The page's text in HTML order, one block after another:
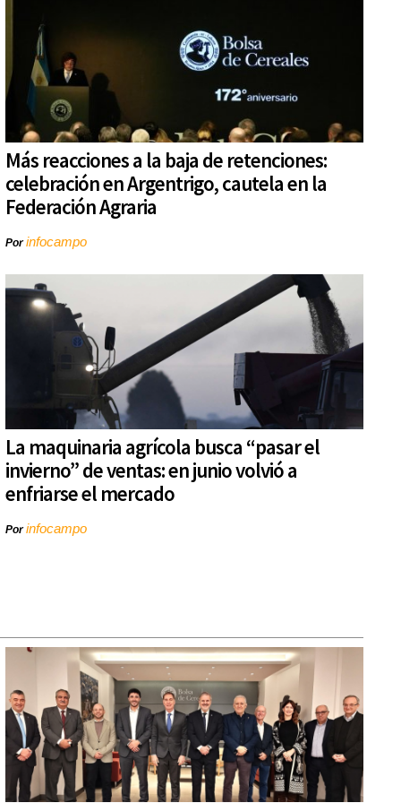
Más reacciones a la baja de retenciones:
celebración en Argentrigo, cautela en la
Federación Agraria
Porinfocampo
La maquinaria agrícola busca “pasar el
invierno” de ventas: en junio volvió a
enfriarse el mercado
Porinfocampo